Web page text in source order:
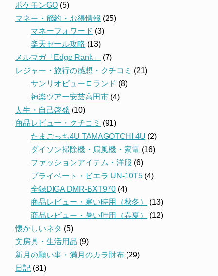
ポケモンGO (5)
マネー・節約・お得情報 (25)
マネーフォワード (3)
楽天セール攻略 (13)
メルマガ「Edge Rank」
(7)
レジャー・旅行の感想・クチコミ (21)
サンリオピューロランド (8)
神楽ツアー安芸高田市 (4)
人生・自己啓発 (10)
商品レビュー・クチコミ (91)
たまごっち4U TAMAGOTCHI 4U (2)
ダイソン掃除機・扇風機・家電 (16)
ファッションアイテム・洋服 (6)
プライベート・ビエラ UN-10T5 (4)
全録DIGA DMR-BXT970 (4)
商品レビュー・寒い時用（秋冬）
(13)
商品レビュー・暑い時用（春夏）
(12)
懐かしいネタ (5)
文房具・生活用品 (9)
新月の願い事・満月のカラ財布 (29)
日記 (81)